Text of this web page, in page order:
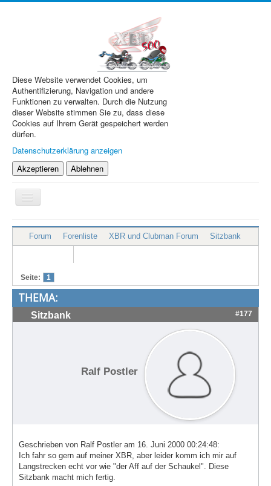
Diese Website verwendet Cookies, um
Authentifizierung, Navigation und andere
Funktionen zu verwalten. Durch die Nutzung
dieser Website stimmen Sie zu, dass diese
Cookies auf Ihrem Gerät gespeichert werden
dürfen.
Datenschutzerklärung anzeigen
Akzeptieren
Ablehnen
Navigation
an/aus
XBR.de
Technik
Treffen & Touren
Cafe-Ecke
Forum Forenliste XBR und Clubman Forum Sitzbank
Seite: 1
THEMA:
Sitzbank #177
Ralf Postler
Geschrieben von Ralf Postler am 16. Juni 2000 00:24:48:
Ich fahr so gern auf meiner XBR, aber leider komm ich mir auf
Langstrecken echt vor wie "der Aff auf der Schaukel". Diese
Sitzbank macht mich fertig.